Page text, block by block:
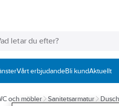
Vårt erbjudandeBli kundAktuellt
och möbler Sanitetsarmatur